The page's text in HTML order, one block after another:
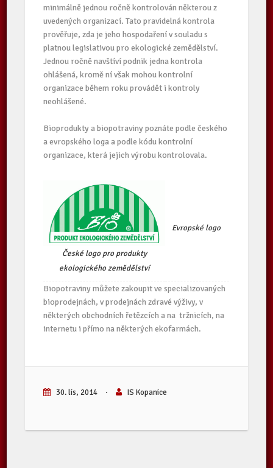
minimálně jednou ročně kontrolován některou z
uvedených organizací. Tato pravidelná kontrola
prověřuje, zda je jeho hospodaření v souladu s
platnou legislativou pro ekologické zemědělství.
Jednou ročně navštíví podnik jedna kontrola
ohlášená, kromě ní však mohou kontrolní
organizace během roku provádět i kontroly
neohlášené.
Bioprodukty a biopotraviny poznáte podle českého
a evropského loga a podle kódu kontrolní
organizace, která jejich výrobu kontrolovala.
České logo pro produkty
ekologického zemědělství
Evropské logo
Biopotraviny můžete zakoupit ve specializovaných
bioprodejnách, v prodejnách zdravé výživy, v
některých obchodních řetězcích a na tržnicích, na
internetu i přímo na některých ekofarmách.
30. lis, 2014 · IS Kopanice